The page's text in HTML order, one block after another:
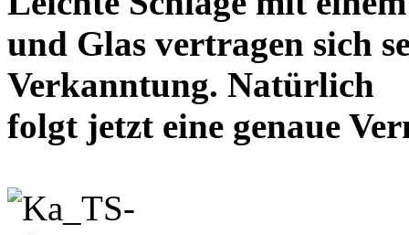
und Glas vertragen sich
Verkanntung. Natürlich
folgt jetzt eine genaue